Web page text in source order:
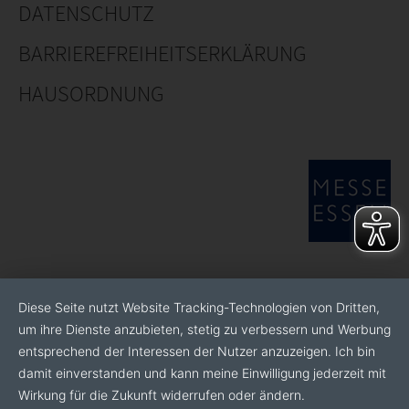
sich Brighten, faire, transparente und nachhaltige
Lebens“, treibt uns an, neue Pflanzensorten
Wir lassen uns von der endlosen Schönheit und Vielfalt
der Natur inspirieren und bringen ihre lebendige
DATENSCHUTZ
BARRIEREFREIHEITSERKLÄRUNG
HAUSORDNUNG
Diese Seite nutzt Website Tracking-Technologien von Dritten,
um ihre Dienste anzubieten, stetig zu verbessern und Werbung
entsprechend der Interessen der Nutzer anzuzeigen. Ich bin
damit einverstanden und kann meine Einwilligung jederzeit mit
Wirkung für die Zukunft widerrufen oder ändern.